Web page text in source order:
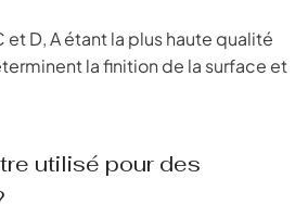
et D, A étant la plus haute qualité
la finition de la surface et
utilisé pour des